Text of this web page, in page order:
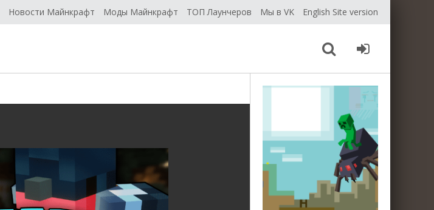
Новости Майнкрафт Моды Майнкрафт ТОП Лаунчеров Мы в VK English Site version